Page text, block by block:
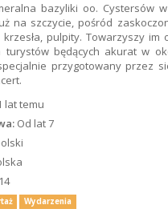
bazyliki oo. Cystersów
na szczycie, pośród
pulpity. Towarzyszy
turystów będących akurat w
przygotowany przez
lat temu
Od lat 7
Wydarzenia